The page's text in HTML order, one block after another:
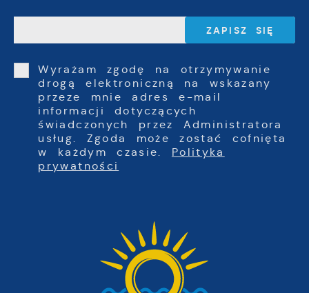
Wyrażam zgodę na otrzymywanie
drogą elektroniczną na wskazany
przeze mnie adres e-mail
informacji dotyczących
świadczonych przez Administratora
usług. Zgoda może zostać cofnięta
w każdym czasie. Polityka
prywatności